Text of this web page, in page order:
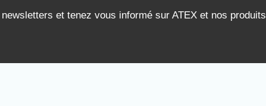
et tenez vous informé sur ATEX et nos produits